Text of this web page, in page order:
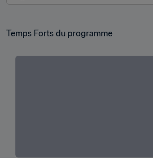
Temps Forts du programme